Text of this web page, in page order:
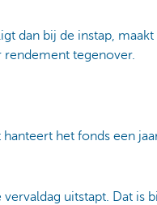
dan bij de instap,
rendement tegenover.
het fonds een
uitstapt. Dat is